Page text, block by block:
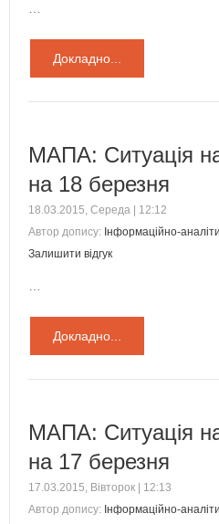
Докладно...
МАПА: Ситуація
на 18 березня
18.03.2015, Середа | 12:12
Автор допису: Інформаційно-
Залишити відгук
Докладно...
МАПА: Ситуація
на 17 березня
17.03.2015, Вівторок | 12:13
Автор допису: Інформаційно-